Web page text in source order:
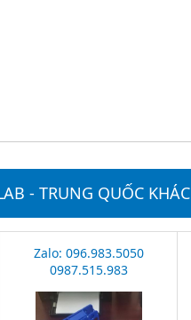
- TRUNG QUỐC KHÁC
Zalo: 096.983.5050
0987.515.983